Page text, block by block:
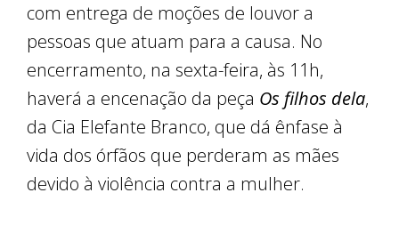
com entrega de moções de louvor a
pessoas que atuam para a causa. No
encerramento, na sexta-feira, às 11h,
haverá a encenação da peça Os filhos dela,
da Cia Elefante Branco, que dá ênfase à
vida dos órfãos que perderam as mães
devido à violência contra a mulher.